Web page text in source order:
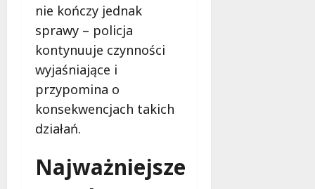
nie kończy jednak
sprawy – policja
kontynuuje czynności
wyjaśniające i
przypomina o
konsekwencjach takich
działań.
Najważniejsze